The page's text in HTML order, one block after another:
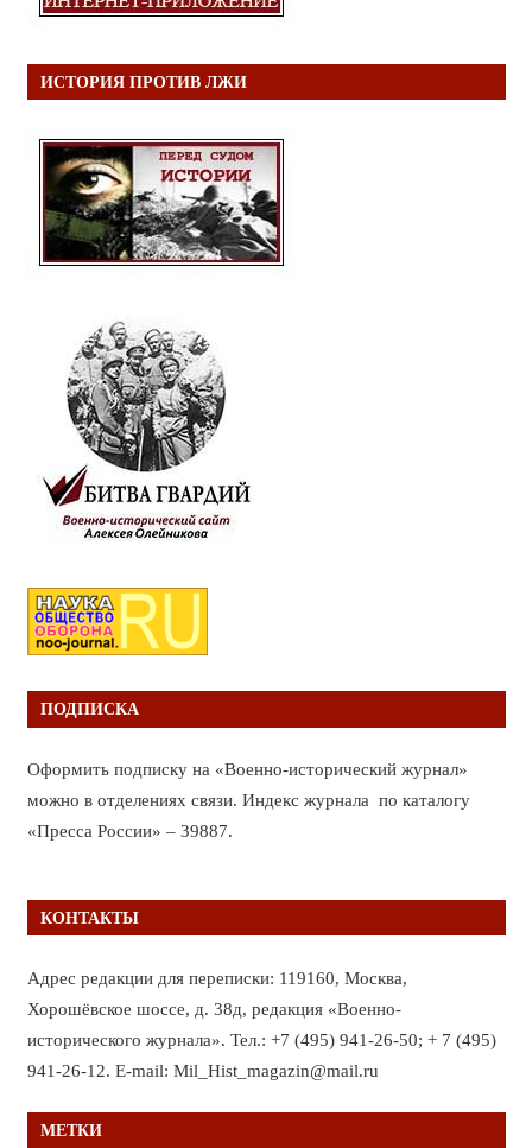
ИСТОРИЯ ПРОТИВ ЛЖИ
ПОДПИСКА
Оформить подписку на «Военно-исторический журнал»
можно в отделениях связи. Индекс журнала по каталогу
«Пресса России» – 39887.
КОНТАКТЫ
Адрес редакции для переписки: 119160, Москва,
Хорошёвское шоссе, д. 38д, редакция «Военно-
исторического журнала». Тел.: +7 (495) 941-26-50; + 7 (495)
941-26-12. E-mail: Mil_Hist_magazin@mail.ru
МЕТКИ